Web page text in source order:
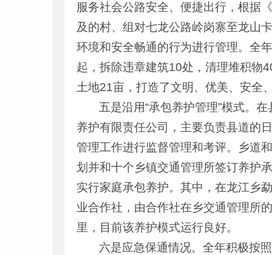
服务社会公路安全、便捷出行，根据
及的村、组对七龙公路岭岗寨至龙山
环境和安全畅通的行为进行管理。全
起，拆除违章建筑10处，清理堆积物
土地21亩，打造了文明、优美、安全
五是沿用“承包养护管理”模式。
养护有限责任公司，主要负责县道的
管理工作进行监督管理和考评。乡道
划并和十个乡镇交通管理所签订养护
实行家庭承包养护。其中，在龙江乡
业合作社，由合作社在乡交通管理所
里，目前该养护模式运行良好。
六是应急保通情况。全年积极按